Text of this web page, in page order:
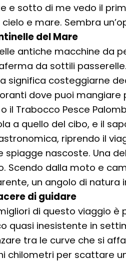
e sotto di me vedo il
e mare. Sembra
del Mare
antiche macchine da
da sottili
significa costeggiarne
dove puoi
il Trabocco Pesce
a quello del cibo, e il
riprendo il
spiagge nascoste. Una
Scendo dalla moto e
un angolo di natura
di guidare
di questo viaggio è
quasi inesistente in
tra le curve che si
chilometri per scattare